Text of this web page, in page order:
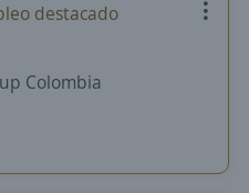
destacado
Colombia